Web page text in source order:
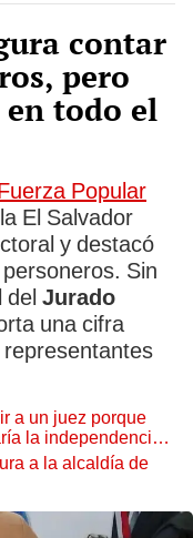
contar
pero
en todo el
Popular
El Salvador
y destacó
Sin
del Jurado
una cifra
a un juez porque
la independencia
a la alcaldía de